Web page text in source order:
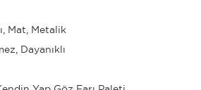
Mat, Metalik
Dayanıklı